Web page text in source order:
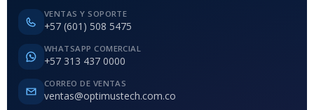
VENTAS Y SOPORTE
+57 (601) 508 5475
WHATSAPP COMERCIAL
+57 313 437 0000
CORREO DE VENTAS
ventas@optimustech.com.co